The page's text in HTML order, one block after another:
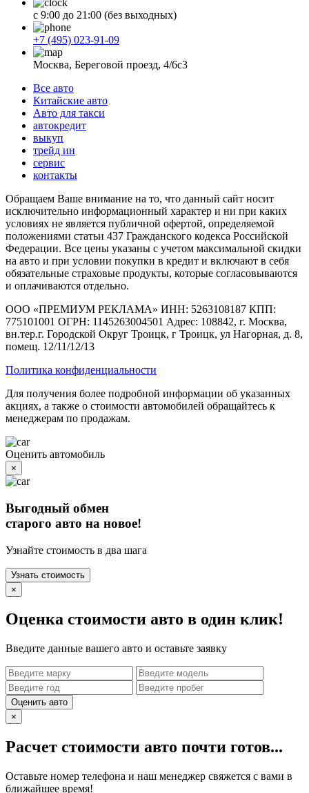
с 9:00 до 21:00 (без выходных)
+7 (495) 023-91-09
Москва, Береговой проезд, 4/6с3
Все авто
Китайские авто
Авто для такси
автокредит
выкуп
трейд ин
сервис
контакты
Обращаем Ваше внимание на то, что данный сайт носит
исключительно информационный характер и ни при каких
условиях не является публичной офертой, определяемой
положениями статьи 437 Гражданского кодекса Российской
Федерации. Все цены указаны с учетом максимальной скидки
на авто и при условии покупки в кредит и включают в себя
обязательные страховые продукты, которые согласовываются
и оплачиваются отдельно.
ООО «ПРЕМИУМ РЕКЛАМА» ИНН: 5263108187 КПП:
775101001 ОГРН: 1145263004501 Адрес: 108842, г. Москва,
вн.тер.г. Городской Округ Троицк, г Троицк, ул Нагорная, д. 8,
помещ. 12/11/12/13
Политика конфиденциальности
Для получения более подробной информации об указанных
акциях, а также о стоимости автомобилей обращайтесь к
менеджерам по продажам.
Оценить автомобиль
×
Выгодный обмен
старого авто на новое!
Узнайте стоимость в два шага
Узнать стоимость
×
Оценка стоимости авто в один клик!
Введите данные вашего авто и оставьте заявку
Оценить авто
×
Расчет стоимости авто почти готов...
Оставьте номер телефона и наш менеджер свяжется с вами в
ближайшее время!